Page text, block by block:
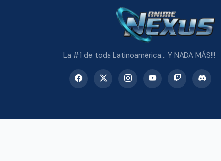
La #1 de toda Latinoamérica... Y NADA MÁS!!!